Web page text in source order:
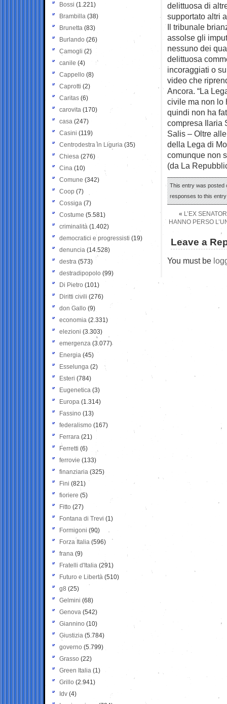
delittuosa di
supportato altri
Il tribunale
assolse gli
nessuno dei
delittuosa
incoraggiati o
video che
Ancora. “La
civile ma non lo
quindi non ha
compresa Ilaria
Salis – Oltre
della Lega di
comunque non
(da La
This entry was posted
responses to this
« L’EX
HANNO PERSO
Leave a
You must be
Bossi (1.221)
Brambilla (38)
Brunetta (83)
Burlando (26)
Camogli (2)
canile (4)
Cappello (8)
Caprotti (2)
Caritas (6)
carovita (170)
casa (247)
Casini (119)
Centrodestra in Liguria (35)
Chiesa (276)
Cina (10)
Comune (342)
Coop (7)
Cossiga (7)
Costume (5.581)
criminalità (1.402)
democratici e progressisti (19)
denuncia (14.528)
destra (573)
destradipopolo (99)
Di Pietro (101)
Diritti civili (276)
don Gallo (9)
economia (2.331)
elezioni (3.303)
emergenza (3.077)
Energia (45)
Esselunga (2)
Esteri (784)
Eugenetica (3)
Europa (1.314)
Fassino (13)
federalismo (167)
Ferrara (21)
Ferretti (6)
ferrovie (133)
finanziaria (325)
Fini (821)
fioriere (5)
Fitto (27)
Fontana di Trevi (1)
Formigoni (90)
Forza Italia (596)
frana (9)
Fratelli d'Italia (291)
Futuro e Libertà (510)
g8 (25)
Gelmini (68)
Genova (542)
Giannino (10)
Giustizia (5.784)
governo (5.799)
Grasso (22)
Green Italia (1)
Grillo (2.941)
Idv (4)